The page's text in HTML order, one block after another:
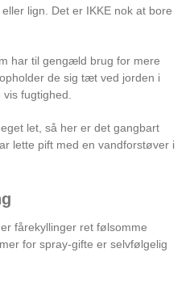
lign. Det er IKKE nok at bore
har til gengæld brug for mere
de sig tæt ved jorden i
fugtighed.
let, så her er det gangbart
lette pift med en vandforstøver i
fårekyllinger ret følsomme
for spray-gifte er selvfølgelig